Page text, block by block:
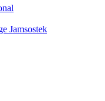
Jamsostek